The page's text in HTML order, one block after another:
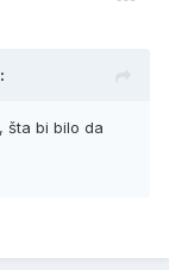
šta bi bilo da